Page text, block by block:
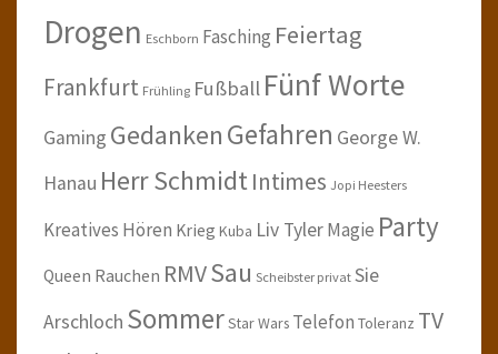
Drogen Eschborn Fasching Feiertag
Frankfurt Frühling Fußball Fünf Worte
Gaming GedankenGefahren George W.
Hanau Herr SchmidtIntimes Jopi Heesters
Kreatives Hören Krieg Kuba Liv TylerMagie Party
Queen Rauchen RMVSau Scheibster privat Sie
Arschloch SommerStar Wars Telefon Toleranz TV